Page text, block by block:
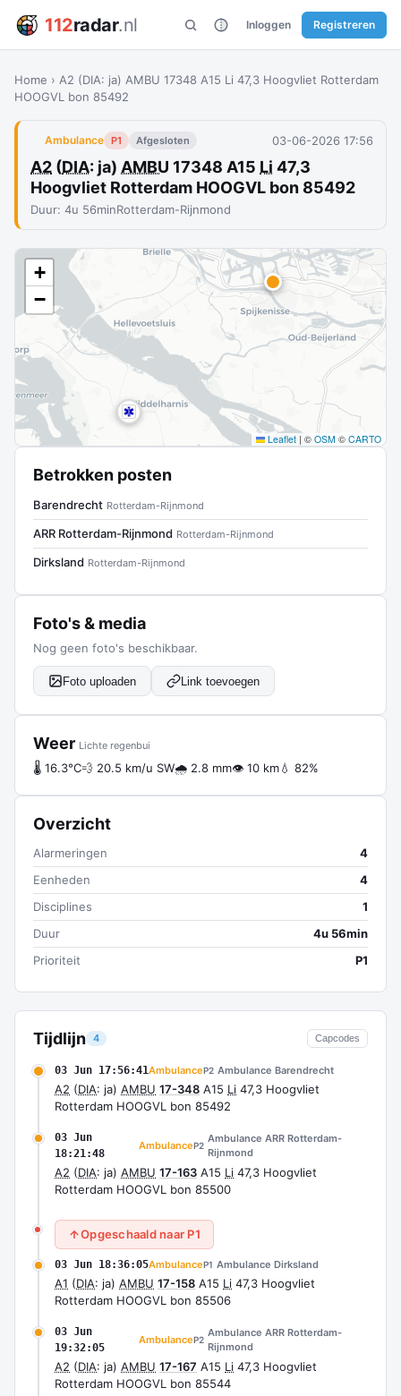
112radar.nl Inloggen Registreren
Home › A2 (DIA: ja) AMBU 17348 A15 Li 47,3 Hoogvliet Rotterdam
HOOGVL bon 85492
Ambulance P1 Afgesloten 03-06-2026 17:56
A2 (DIA: ja) AMBU 17348 A15 Li 47,3
Hoogvliet Rotterdam HOOGVL bon 85492
Duur: 4u 56minRotterdam-Rijnmond
Tijdlijn 4 Capcodes
03 Jun 17:56:41AmbulanceP2 Ambulance Barendrecht
A2 (DIA: ja) AMBU 17-348 A15 Li 47,3 Hoogvliet
Rotterdam HOOGVL bon 85492
03 Jun
18:21:48
AmbulanceP2
Ambulance ARR Rotterdam-
Rijnmond
A2 (DIA: ja) AMBU 17-163 A15 Li 47,3 Hoogvliet
Rotterdam HOOGVL bon 85500
Opgeschaald naar P1
03 Jun 18:36:05AmbulanceP1 Ambulance Dirksland
A1 (DIA: ja) AMBU 17-158 A15 Li 47,3 Hoogvliet
Rotterdam HOOGVL bon 85506
03 Jun
19:32:05
AmbulanceP2
Ambulance ARR Rotterdam-
Rijnmond
A2 (DIA: ja) AMBU 17-167 A15 Li 47,3 Hoogvliet
Rotterdam HOOGVL bon 85544
+
−
Leaflet | © OSM © CARTO
Betrokken posten
Barendrecht Rotterdam-Rijnmond
ARR Rotterdam-Rijnmond Rotterdam-Rijnmond
Dirksland Rotterdam-Rijnmond
Foto's & media
Nog geen foto's beschikbaar.
Foto uploaden Link toevoegen
Weer Lichte regenbui
🌡 16.3°C💨 20.5 km/u SW🌧 2.8 mm👁 10 km💧 82%
Overzicht
Alarmeringen
4
Eenheden
4
Disciplines
1
Duur
4u 56min
Prioriteit
P1